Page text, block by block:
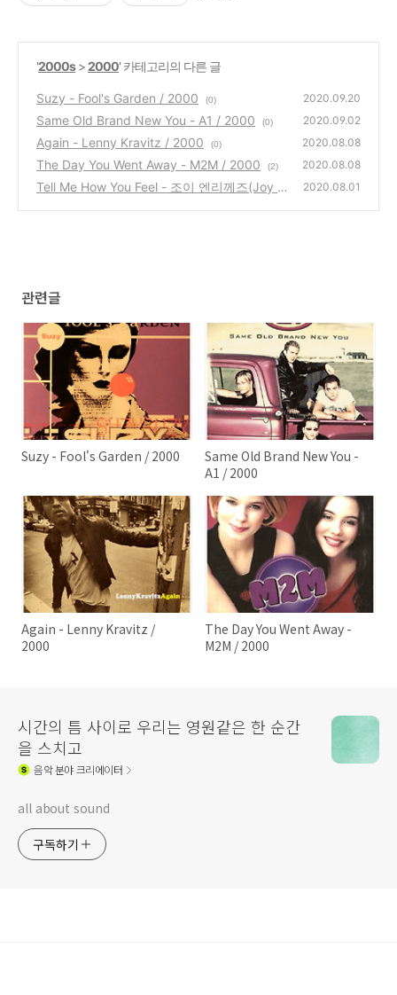
'2000s>2000' 카테고리의 다른 글
Suzy - Fool's Garden / 2000 (0) 2020.09.20
Same Old Brand New You - A1 / 2000 (0) 2020.09.02
Again - Lenny Kravitz / 2000 (0) 2020.08.08
The Day You Went Away - M2M / 2000 (2) 2020.08.08
Tell Me How You Feel - 조이 엔리께즈(Joy E
2020.08.01
관련글
Suzy - Fool's Garden / 2000
Same Old Brand New You -
A1 / 2000
Again - Lenny Kravitz /
2000
The Day You Went Away -
M2M / 2000
시간의 틈 사이로 우리는 영원같은 한 순간
을 스치고
음악분야 크리에이터
all about sound
구독하기